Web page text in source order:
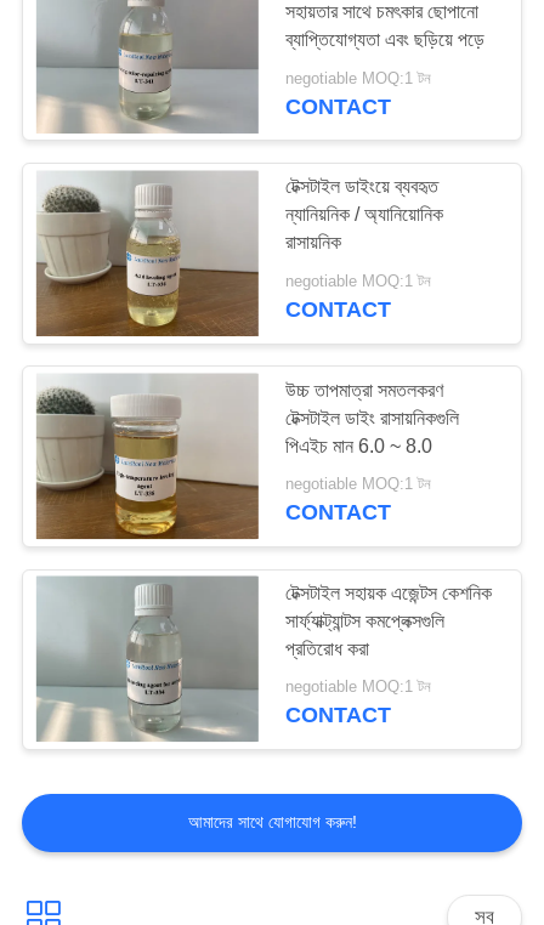
সহায়তার সাথে চমৎকার ছোপানো
ব্যাপ্তিযোগ্যতা এবং ছড়িয়ে পড়ে
negotiable MOQ:1 টন
CONTACT
টেক্সটাইল ডাইংয়ে ব্যবহৃত
ন্যানিয়নিক / অ্যানিয়োনিক
রাসায়নিক
negotiable MOQ:1 টন
CONTACT
উচ্চ তাপমাত্রা সমতলকরণ
টেক্সটাইল ডাইং রাসায়নিকগুলি
পিএইচ মান 6.0 ~ 8.0
negotiable MOQ:1 টন
CONTACT
টেক্সটাইল সহায়ক এজেন্টস কেশনিক
সার্ফ্যাক্ট্যান্টস কমপ্লেক্সগুলি
প্রতিরোধ করা
negotiable MOQ:1 টন
CONTACT
আমাদের সাথে যোগাযোগ করুন!
সব